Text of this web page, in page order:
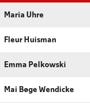
Maria Uhre
Fleur Huisman
Emma Pelkowski
Mai Bøge Wendicke